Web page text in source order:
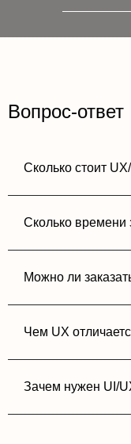
Вопрос-ответ
Сколько стоит
Сколько времени
Можно ли
Чем UX
Зачем нужен UI/